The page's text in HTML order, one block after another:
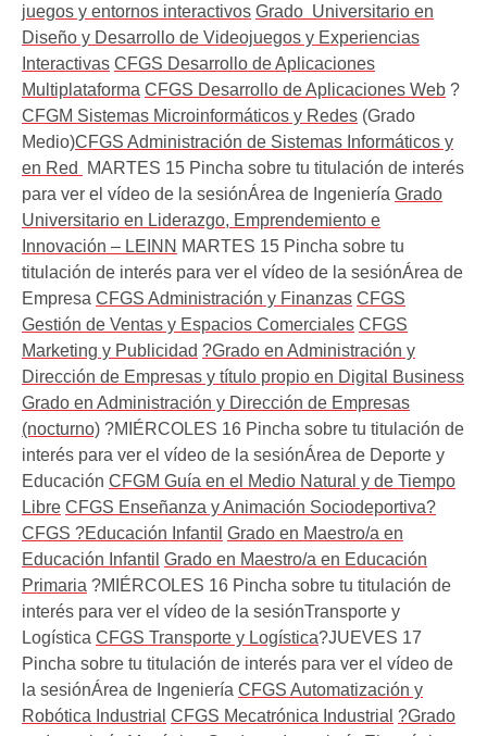
juegos y entornos interactivos Grado Universitario en
Diseño y Desarrollo de Videojuegos y Experiencias
Interactivas CFGS Desarrollo de Aplicaciones
Multiplataforma CFGS Desarrollo de Aplicaciones Web ?
CFGM Sistemas Microinformáticos y Redes (Grado
Medio)CFGS Administración de Sistemas Informáticos y
en Red
MARTES 15 Pincha sobre tu titulación de interés
para ver el vídeo de la sesiónÁrea de Ingeniería Grado
Universitario en Liderazgo, Emprendemiento e
Innovación – LEINN MARTES 15 Pincha sobre tu
titulación de interés para ver el vídeo de la sesiónÁrea de
Empresa CFGS Administración y Finanzas CFGS
Gestión de Ventas y Espacios Comerciales CFGS
Marketing y Publicidad ?Grado en Administración y
Dirección de Empresas y título propio en Digital Business
Grado en Administración y Dirección de Empresas
(nocturno) ?MIÉRCOLES 16 Pincha sobre tu titulación de
interés para ver el vídeo de la sesiónÁrea de Deporte y
Educación CFGM Guía en el Medio Natural y de Tiempo
Libre CFGS Enseñanza y Animación Sociodeportiva?
CFGS ?Educación Infantil Grado en Maestro/a en
Educación Infantil Grado en Maestro/a en Educación
Primaria ?MIÉRCOLES 16 Pincha sobre tu titulación de
interés para ver el vídeo de la sesiónTransporte y
Logística CFGS Transporte y Logística?JUEVES 17
Pincha sobre tu titulación de interés para ver el vídeo de
la sesiónÁrea de Ingeniería CFGS Automatización y
Robótica Industrial CFGS Mecatrónica Industrial ?Grado